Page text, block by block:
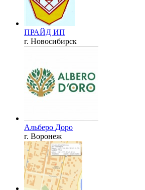
ПРАЙД ИП
г. Новосибирск
Альберо Доро
г. Воронеж